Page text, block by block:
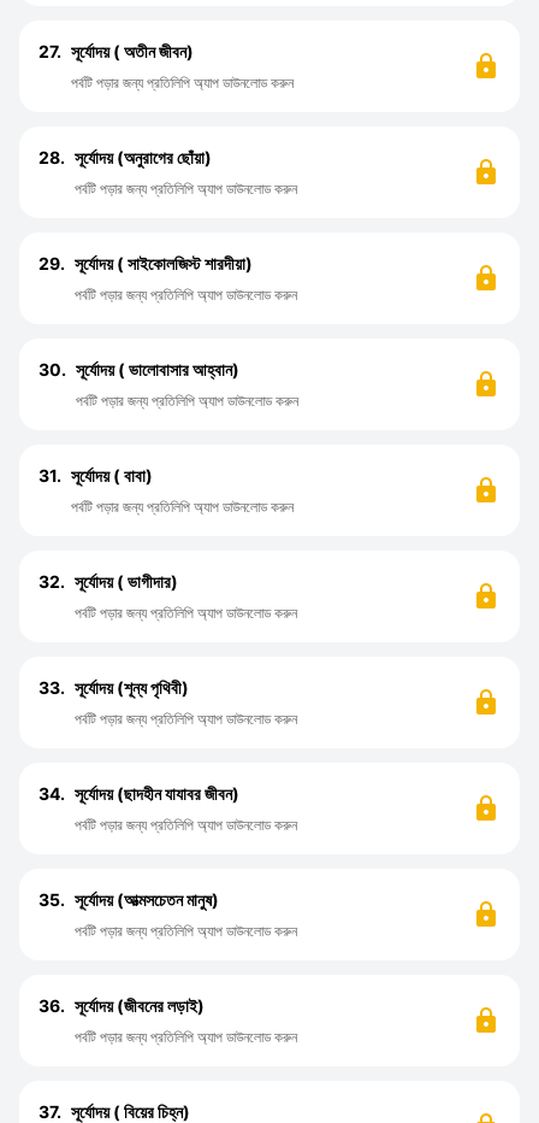
27. সূর্যোদয় ( অতীন জীবন)
পর্বটি পড়ার জন্য প্রতিলিপি অ্যাপ ডাউনলোড করুন
28. সূর্যোদয় (অনুরাগের ছোঁয়া)
পর্বটি পড়ার জন্য প্রতিলিপি অ্যাপ ডাউনলোড করুন
29. সূর্যোদয় ( সাইকোলজিস্ট শারদীয়া)
পর্বটি পড়ার জন্য প্রতিলিপি অ্যাপ ডাউনলোড করুন
30. সূর্যোদয় ( ভালোবাসার আহ্বান)
পর্বটি পড়ার জন্য প্রতিলিপি অ্যাপ ডাউনলোড করুন
31. সূর্যোদয় ( বাবা)
পর্বটি পড়ার জন্য প্রতিলিপি অ্যাপ ডাউনলোড করুন
32. সূর্যোদয় ( ভাগীদার)
পর্বটি পড়ার জন্য প্রতিলিপি অ্যাপ ডাউনলোড করুন
33. সূর্যোদয় (শূন্য পৃথিবী)
পর্বটি পড়ার জন্য প্রতিলিপি অ্যাপ ডাউনলোড করুন
34. সূর্যোদয় (ছাদহীন যাযাবর জীবন)
পর্বটি পড়ার জন্য প্রতিলিপি অ্যাপ ডাউনলোড করুন
35. সূর্যোদয় (আত্মসচেতন মানুষ)
পর্বটি পড়ার জন্য প্রতিলিপি অ্যাপ ডাউনলোড করুন
36. সূর্যোদয় (জীবনের লড়াই)
পর্বটি পড়ার জন্য প্রতিলিপি অ্যাপ ডাউনলোড করুন
37. সূর্যোদয় ( বিয়ের চিহ্ন)